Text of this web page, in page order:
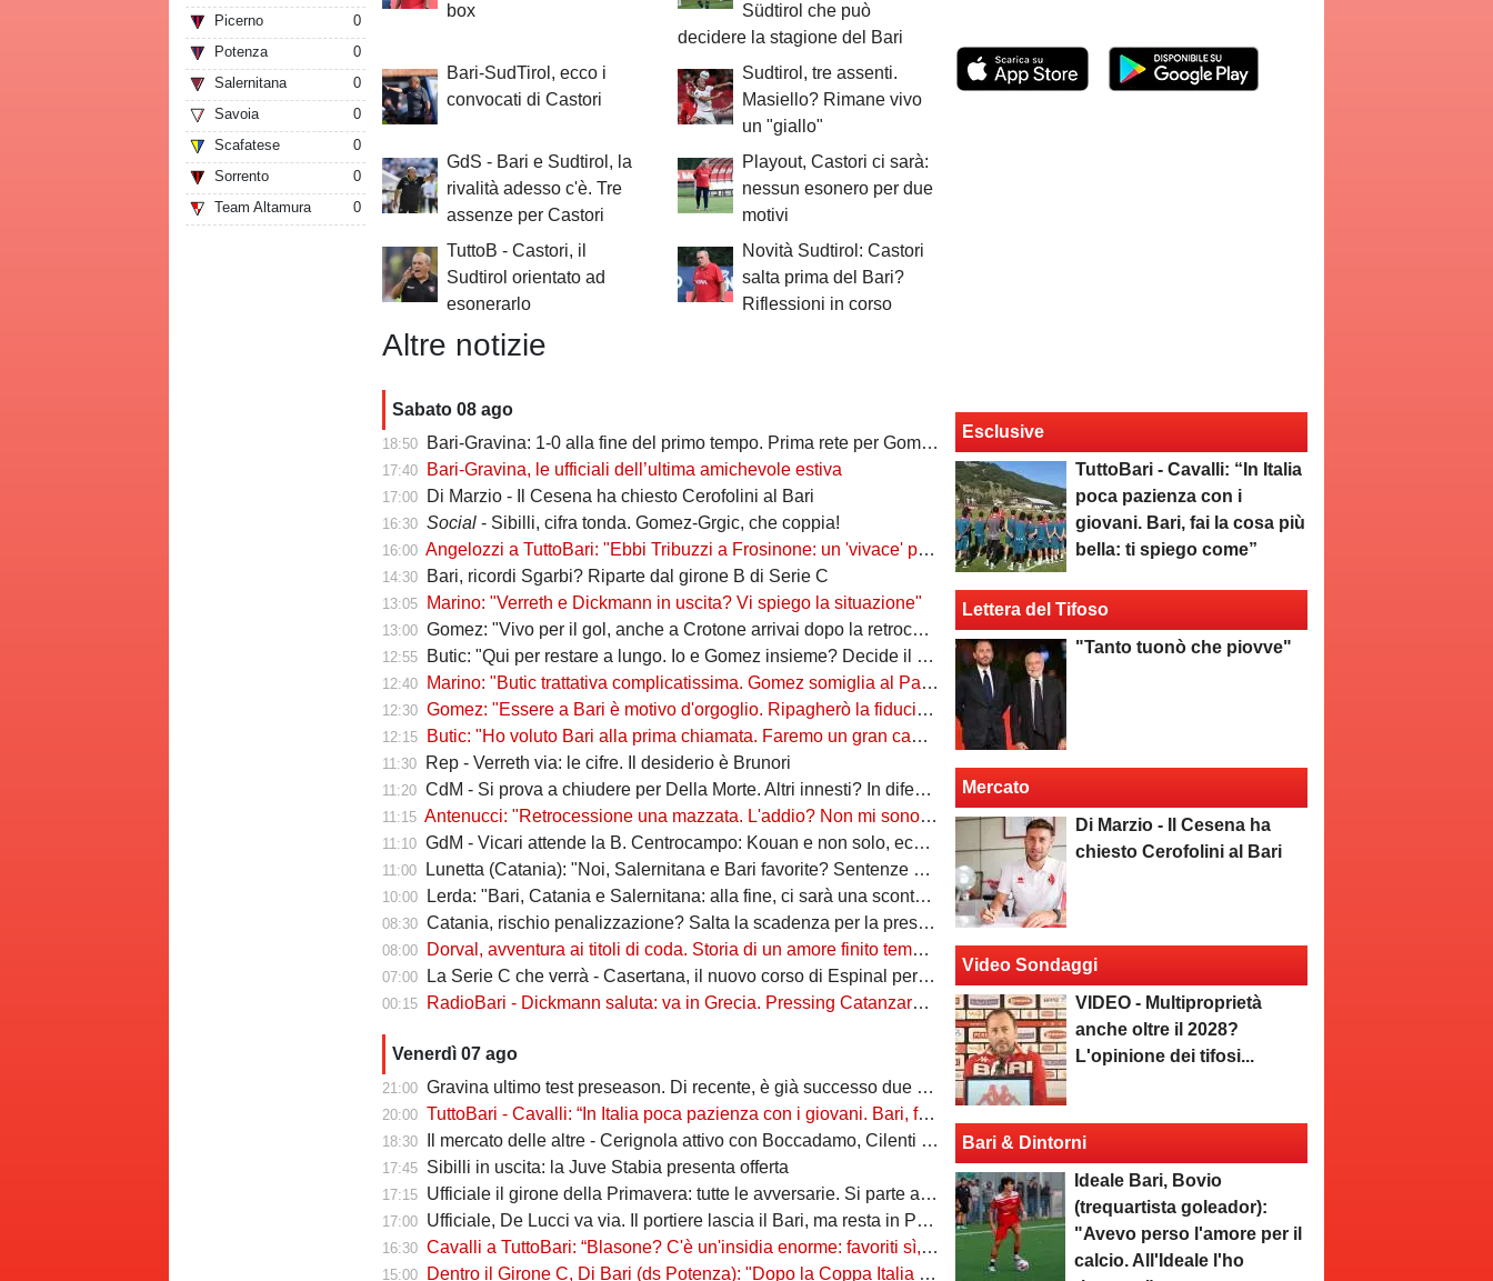
Picerno
0
Potenza
0
Salernitana
0
Savoia
0
Scafatese
0
Sorrento
0
Team Altamura
0
box
Südtirol che può
decidere la stagione del Bari
Bari-SudTirol, ecco i
convocati di Castori
Sudtirol, tre assenti.
Masiello? Rimane vivo
un "giallo"
GdS - Bari e Sudtirol, la
rivalità adesso c'è. Tre
assenze per Castori
Playout, Castori ci sarà:
nessun esonero per due
motivi
TuttoB - Castori, il
Sudtirol orientato ad
esonerarlo
Novità Sudtirol: Castori
salta prima del Bari?
Riflessioni in corso
Altre notizie
Sabato 08 ago
18:50 Bari-Gravina: 1-0 alla fine del primo tempo. Prima rete per Gomez
17:40 Bari-Gravina, le ufficiali dell’ultima amichevole estiva
17:00 Di Marzio - Il Cesena ha chiesto Cerofolini al Bari
16:30 Social - Sibilli, cifra tonda. Gomez-Grgic, che coppia!
16:00 Angelozzi a TuttoBari: "Ebbi Tribuzzi a Frosinone: un 'vivace' professionista, in C è un nome importante"
14:30 Bari, ricordi Sgarbi? Riparte dal girone B di Serie C
13:05 Marino: "Verreth e Dickmann in uscita? Vi spiego la situazione"
13:00 Gomez: "Vivo per il gol, anche a Crotone arrivai dopo la retrocessione. Tribuzzi? Felice di rivederlo"
12:55 Butic: "Qui per restare a lungo. Io e Gomez insieme? Decide il mister. Il soprannome 're'? Vi spiego"
12:40 Marino: "Butic trattativa complicatissima. Gomez somiglia al Papu"
12:30 Gomez: "Essere a Bari è motivo d'orgoglio. Ripagherò la fiducia che mi è stata data"
12:15 Butic: "Ho voluto Bari alla prima chiamata. Faremo un gran campionato, daremo tutto"
11:30 Rep - Verreth via: le cifre. Il desiderio è Brunori
11:20 CdM - Si prova a chiudere per Della Morte. Altri innesti? In difesa e a centrocampo
11:15 Antenucci: "Retrocessione una mazzata. L'addio? Non mi sono sentito voluto. Io, Di Cesare e Bianco, la nuova idea"
11:10 GdM - Vicari attende la B. Centrocampo: Kouan e non solo, ecco i monitorati. Della Morte...
11:00 Lunetta (Catania): "Noi, Salernitana e Bari favorite? Sentenze di agosto"
10:00 Lerda: "Bari, Catania e Salernitana: alla fine, ci sarà una scontenta"
08:30 Catania, rischio penalizzazione? Salta la scadenza per la presentazione di fideiussione aggiuntiva
08:00 Dorval, avventura ai titoli di coda. Storia di un amore finito tempo fa
07:00 La Serie C che verrà - Casertana, il nuovo corso di Espinal per un'altra stagione da protagonista
00:15 RadioBari - Dickmann saluta: va in Grecia. Pressing Catanzaro per Dorval, Vicari piace ad una pugliese
Venerdì 07 ago
21:00 Gravina ultimo test preseason. Di recente, è già successo due volte
20:00 TuttoBari - Cavalli: “In Italia poca pazienza con i giovani. Bari, fai la cosa più bella: ti spiego come”
18:30 Il mercato delle altre - Cerignola attivo con Boccadamo, Cilenti e Padula. Casertana su Antonio Ferrara. Della Morte piace al Foggia
17:45 Sibilli in uscita: la Juve Stabia presenta offerta
17:15 Ufficiale il girone della Primavera: tutte le avversarie. Si parte a settembre
17:00 Ufficiale, De Lucci va via. Il portiere lascia il Bari, ma resta in Puglia
16:30 Cavalli a TuttoBari: “Blasone? C'è un'insidia enorme: favoriti sì, ma non basta”
15:00 Dentro il Girone C, Di Bari (ds Potenza): "Dopo la Coppa Italia vinta, vogliamo infastidire ancora. Vi nomino qualche nostro giovane"
Esclusive
TuttoBari - Cavalli: “In Italia
poca pazienza con i
giovani. Bari, fai la cosa più
bella: ti spiego come”
Lettera del Tifoso
"Tanto tuonò che piovve"
Mercato
Di Marzio - Il Cesena ha
chiesto Cerofolini al Bari
Video Sondaggi
VIDEO - Multiproprietà
anche oltre il 2028?
L'opinione dei tifosi...
Bari & Dintorni
Ideale Bari, Bovio
(trequartista goleador):
"Avevo perso l'amore per il
calcio. All'Ideale l'ho